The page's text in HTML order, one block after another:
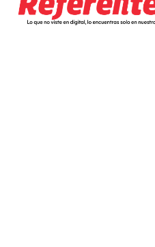
PRIVACY POLICY